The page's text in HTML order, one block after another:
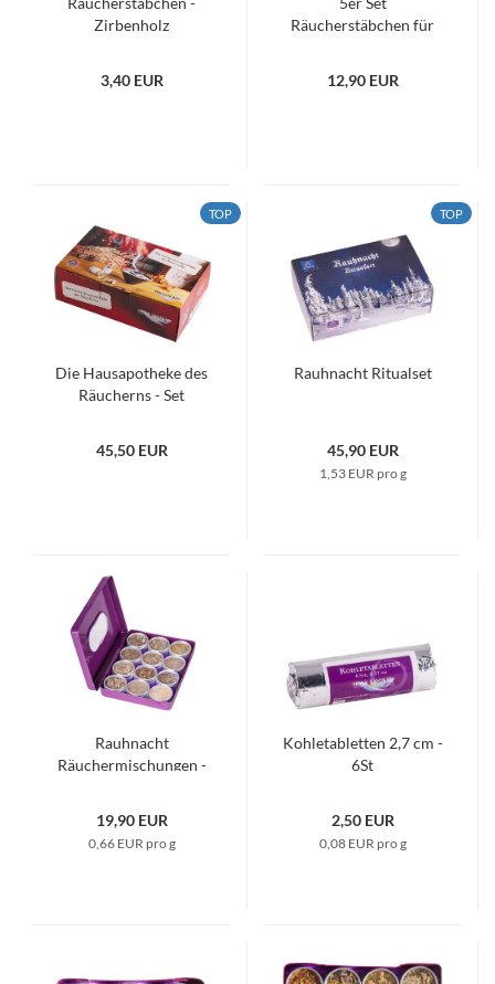
Zirbenholz
3,40 EUR
Räucherstäbchen für
12,90 EUR
TOP
Die Hausapotheke des
Räucherns - Set
45,50 EUR
TOP
Rauhnacht Ritualset
45,90 EUR
1,53 EUR pro g
Rauhnacht
Räuchermischungen -
19,90 EUR
0,66 EUR pro g
Kohletabletten 2,7 cm -
6St
2,50 EUR
0,08 EUR pro g